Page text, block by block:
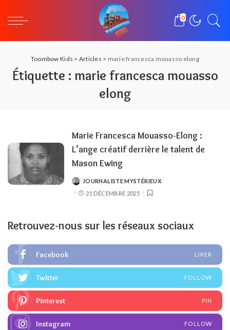
0
Toombow Kids > Articles > marie francesca mouasso elong
Étiquette : marie francesca mouasso
elong
Marie Francesca Mouasso-Elong :
L’ange créatif derrière le talent de
Mason Ewing
POSTEDJOURNALISTE MYSTÉRIEUX
21 DÉCEMBRE 2025
Retrouvez-nous sur les réseaux sociaux
Facebook LIKER
Twitter FOLLOW
Pinterest PIN
Instagram FOLLOW